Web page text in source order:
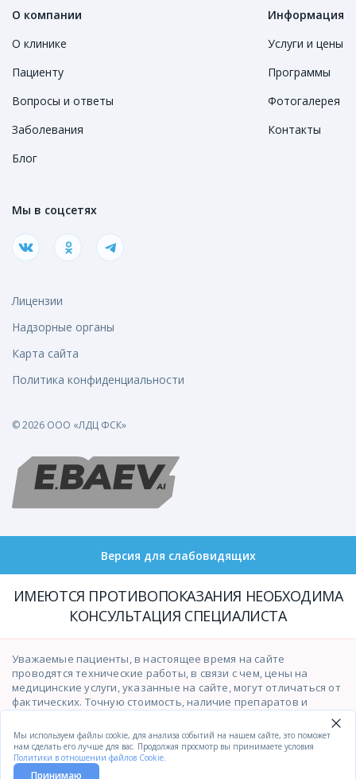
О компании
О клинике
Пациенту
Вопросы и ответы
Заболевания
Блог
Информация
Услуги и цены
Программы
Фотогалерея
Контакты
Мы в соцсетях
Лицензии
Надзорные органы
Карта сайта
Политика конфиденциальности
© 2026 ООО «ЛДЦ ФСК»
Версия для слабовидящих
ИМЕЮТСЯ ПРОТИВОПОКАЗАНИЯ НЕОБХОДИМА
КОНСУЛЬТАЦИЯ СПЕЦИАЛИСТА
Уважаемые пациенты, в настоящее время на сайте
проводятся технические работы, в связи с чем, цены на
медицинские услуги, указанные на сайте, могут отличаться от
фактических. Точную стоимость, наличие препаратов и
возможность оказания медицинских услуг просим уточнять у
операторов контакт-центра по телефону(391)201-03-03.
Приносим свои извинения за временные неудобства.
Мы используем файлы cookie, для анализа событий на нашем сайте, это поможет
нам сделать его лучше для вас. Продолжая просмотр вы принимаете условия
Политики в отношении файлов Cookie.
Принимаю